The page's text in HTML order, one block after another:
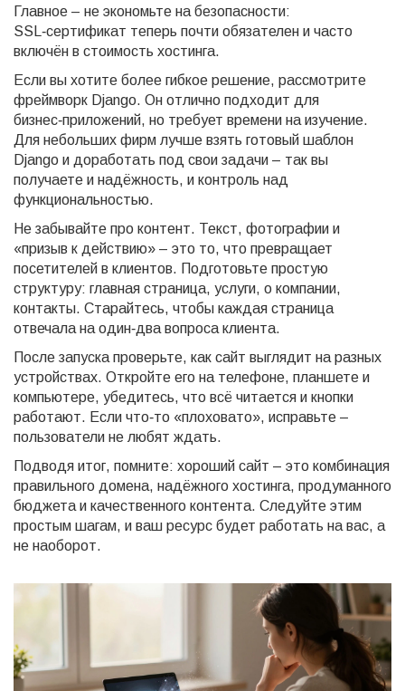
Главное – не экономьте на безопасности:
SSL‑сертификат теперь почти обязателен и часто
включён в стоимость хостинга.
Если вы хотите более гибкое решение, рассмотрите
фреймворк Django. Он отлично подходит для
бизнес‑приложений, но требует времени на изучение.
Для небольших фирм лучше взять готовый шаблон
Django и доработать под свои задачи – так вы
получаете и надёжность, и контроль над
функциональностью.
Не забывайте про контент. Текст, фотографии и
«призыв к действию» – это то, что превращает
посетителей в клиентов. Подготовьте простую
структуру: главная страница, услуги, о компании,
контакты. Старайтесь, чтобы каждая страница
отвечала на один‑два вопроса клиента.
После запуска проверьте, как сайт выглядит на разных
устройствах. Откройте его на телефоне, планшете и
компьютере, убедитесь, что всё читается и кнопки
работают. Если что‑то «плоховато», исправьте –
пользователи не любят ждать.
Подводя итог, помните: хороший сайт – это комбинация
правильного домена, надёжного хостинга, продуманного
бюджета и качественного контента. Следуйте этим
простым шагам, и ваш ресурс будет работать на вас, а
не наоборот.